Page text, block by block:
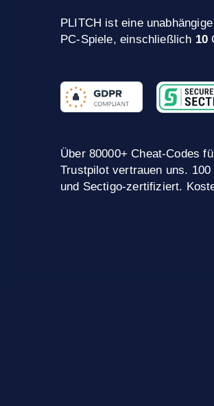
PLITCH ist eine
PC-Spiele, einschließlich 10
Über 80000+ Cheat-Codes
Trustpilot vertrauen uns.
und Sectigo-zertifiziert.